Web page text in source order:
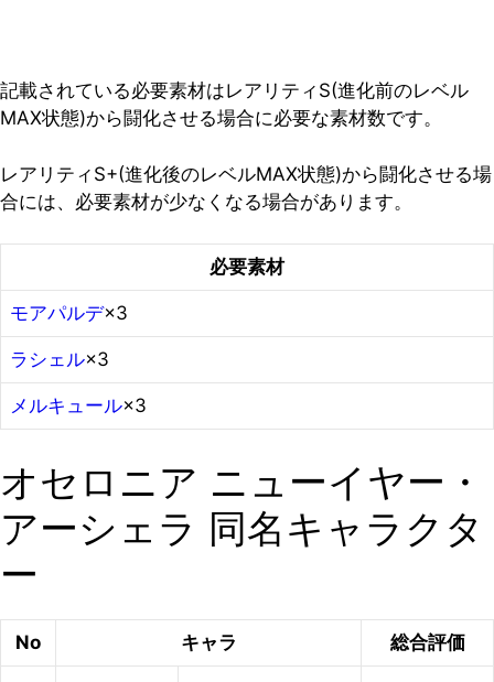
記載されている必要素材はレアリティS(進化前のレベル
MAX状態)から闘化させる場合に必要な素材数です。
レアリティS+(進化後のレベルMAX状態)から闘化させる場
合には、必要素材が少なくなる場合があります。
必要素材
モアパルデ×3
ラシェル×3
メルキュール×3
オセロニア ニューイヤー・
アーシェラ 同名キャラクタ
ー
No キャラ 総合評価